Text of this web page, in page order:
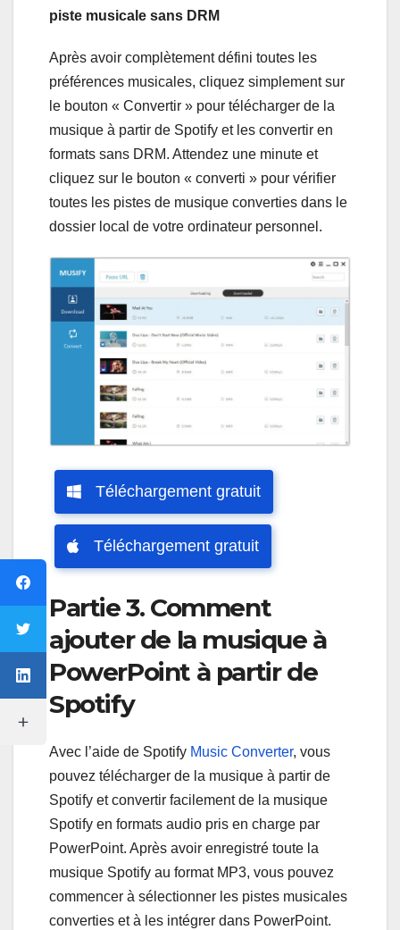
piste musicale sans DRM
Après avoir complètement défini toutes les
préférences musicales, cliquez simplement sur
le bouton « Convertir » pour télécharger de la
musique à partir de Spotify et les convertir en
formats sans DRM. Attendez une minute et
cliquez sur le bouton « converti » pour vérifier
toutes les pistes de musique converties dans le
dossier local de votre ordinateur personnel.
Téléchargement gratuit
Téléchargement gratuit
Partie 3. Comment
ajouter de la musique à
PowerPoint à partir de
Spotify
Avec l’aide de Spotify Music Converter, vous
pouvez télécharger de la musique à partir de
Spotify et convertir facilement de la musique
Spotify en formats audio pris en charge par
PowerPoint. Après avoir enregistré toute la
musique Spotify au format MP3, vous pouvez
commencer à sélectionner les pistes musicales
converties et à les intégrer dans PowerPoint.